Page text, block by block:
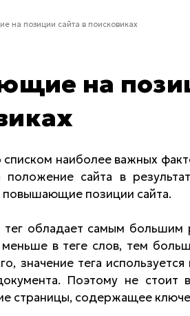
на позиции сайта в поисковиках
на
списком наиболее важных
сайта в
позиции сайта.
тег обладает самым большим
в теге слов, тем
значение тега
Поэтому не стоит
страницы, содержащее